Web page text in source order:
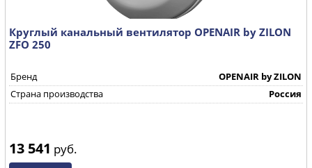
Круглый канальный вентилятор OPENAIR by ZILON
ZFO 250
Бренд
OPENAIR by ZILON
Страна производства
Россия
13 541 руб.